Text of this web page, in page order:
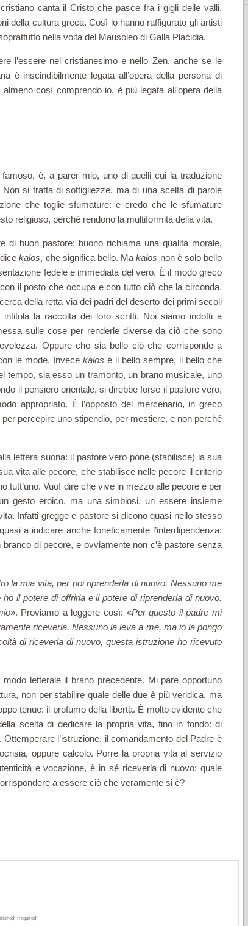
canta il Cristo che pasce fra i gigli delle valli,
della cultura greca. Così lo hanno raffigurato gli artisti
nella volta del Mausoleo di Galla Placidia.
l’essere nel cristia­nesimo e nello Zen, anche se le
è inscindibilmente legata all’opera della persona di
così comprendo io, è più legata all’opera della
è, a parer mio, uno di quelli cui la traduzione
Non si tratta di sottigliezze, ma di una scelta di parole
che toglie sfumature: e credo che le sfumature
religioso, perché rendono la multiformità della vita.
di buon pastore: buono richiama una qualità morale,
dicekalos, che significa bello. Makalos non è solo bello
fedele e imme­diata del vero. È il modo greco
il posto che occupa e con tutto ciò che la circonda.
della retta via dei padri del deserto dei primi secoli
la raccolta dei loro scritti. Noi siamo indotti a
sulle cose per renderle diverse da ciò che sono
Op­pure che sia bello ciò che corrisponde a
le mode. Invece kalos è il bello sempre, il bello che
tempo, sia esso un tra­monto, un brano musicale, uno
il pensiero orientale, si direbbe forse il pastore vero,
appropriato. È l’opposto del mer­cenario, in greco
per­cepire uno stipendio, per mestiere, e non perché
lettera suona: il pa­store vero pone (stabilisce) la sua
vita alle pecore, che stabilisce nelle pecore il criterio
tutt’uno. VuoI dire che vive in mezzo alle pecore e per
gesto eroico, ma una simbiosi, un essere insieme
Infatti gregge e pastore si dicono quasi nello stesso
a indi­care anche foneticamente l’interdipendenza:
di pecore, e ovviamente non c’è pastore senza
la mia vita, per poi riprenderla di nuovo. Nessuno me
il potere di offrirla e il potere di riprenderla di nuovo.
». Proviamo a leggere così: «Per questo il padre mi
riceverla. Nessuno la leva a me, ma io la pongo
di riceverla di nuovo, questa istruzione ho ricevuto
letterale il brano precedente. Mi pare opportuno
non per stabilire quale delle due è più veridica, ma
tenue: il pro­fumo della libertà. È molto evidente che
scelta di dedicare la propria vita, fino in fondo: di
l’istru­zione, il comandamento del Padre è
oppure calcolo. Porre la propria vita al servizio
e vocazione, è in sé riceverla di nuovo: quale
a essere ciò che veramente si è?
(required)